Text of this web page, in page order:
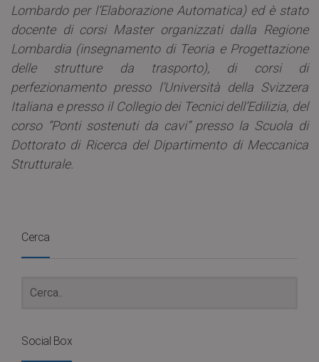
Lombardo per l’Elaborazione Automatica) ed è stato
docente di corsi Master organizzati dalla Regione
Lombardia (insegnamento di Teoria e Progettazione
delle strutture da trasporto), di corsi di
perfezionamento presso l’Università della Svizzera
Italiana e presso il Collegio dei Tecnici dell’Edilizia, del
corso “Ponti sostenuti da cavi” presso la Scuola di
Dottorato di Ricerca del Dipartimento di Meccanica
Strutturale.
Cerca
Social Box